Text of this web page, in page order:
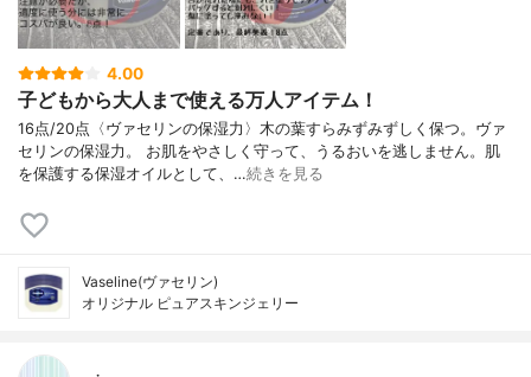
4.00
子どもから大人まで使える万人アイテム！
16点/20点〈ヴァセリンの保湿力〉木の葉すらみずみずしく保つ。ヴァ
セリンの保湿力。 お肌をやさしく守って、うるおいを逃しません。肌
を保護する保湿オイルとして、…続きを見る
Vaseline(ヴァセリン)
オリジナル ピュアスキンジェリー